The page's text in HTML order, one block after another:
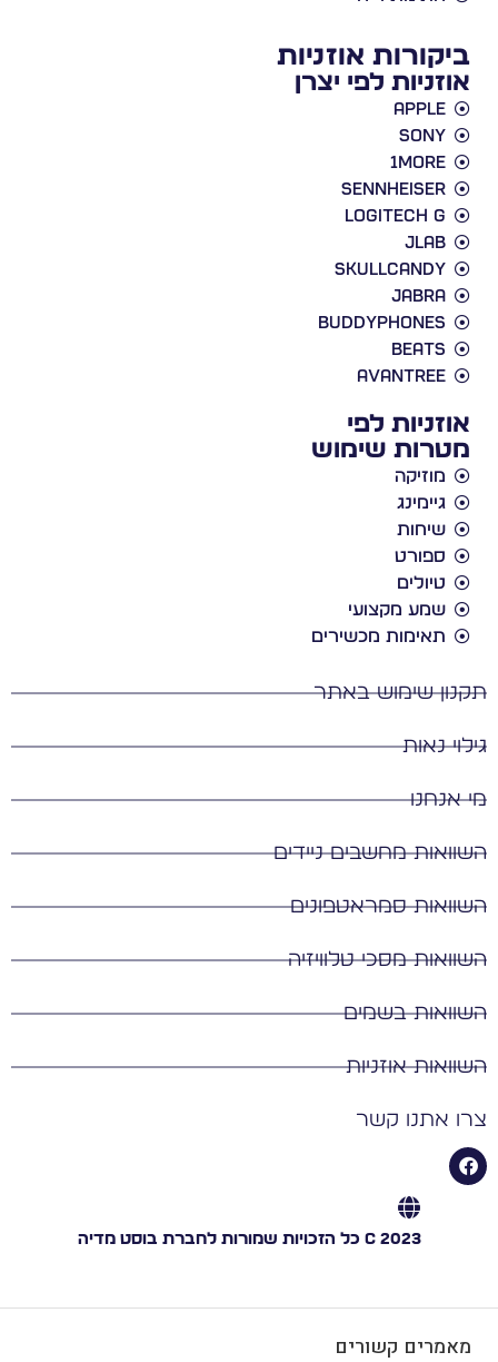
ביקורות אוזניות
אוזניות לפי יצרן
Apple
Sony
1More
Sennheiser
Logitech G
JLab
Skullcandy
Jabra
BuddyPhones
Beats
Avantree
אוזניות לפי
מטרות שימוש
מוזיקה
גיימינג
שיחות
ספורט
טיולים
שמע מקצועי
תאימות מכשירים
שימוש באתר
נאות
אנחנו
מחשבים ניידים
סמראטפונים
מסכי טלוויזיה
בשמים
אוזניות
אתנו קשר
C 2023 כל הזכויות שמורות לחברת בוסט מדיה
מאמרים קשורים